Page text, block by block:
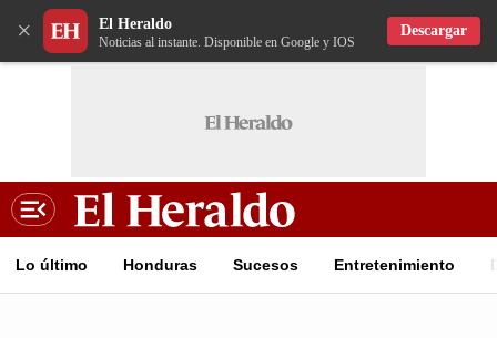
× El Heraldo
Noticias al instante. Disponible en Google y IOS
Descargar
Lo último Honduras Sucesos Entretenimiento